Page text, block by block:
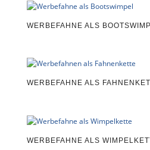
WERBEFAHNE ALS
WERBEFAHNE ALS
WERBEFAHNE ALS